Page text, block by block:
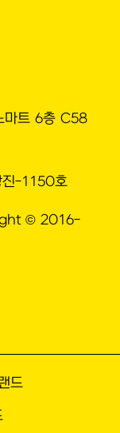
마트 6층 C58
진-1150호
© 2016-
드